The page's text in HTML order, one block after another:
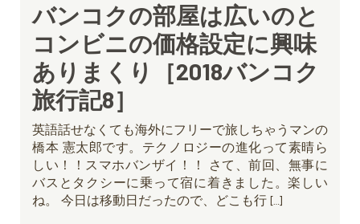
バンコクの部屋は広いのと
コンビニの価格設定に興味
ありまくり［2018バンコク
旅行記8］
英語話せなくても海外にフリーで旅しちゃうマンの
橋本 憲太郎です。テクノロジーの進化って素晴ら
しい！！スマホバンザイ！！ さて、前回、無事に
バスとタクシーに乗って宿に着きました。楽しい
ね。 今日は移動日だったので、どこも行 […]